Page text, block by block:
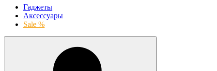
Гаджеты
Аксессуары
Sale %